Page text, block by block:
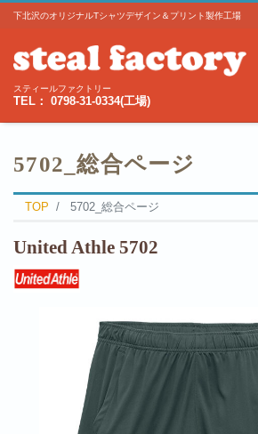
下北沢のオリジナルTシャツデザイン＆プリント製作工場
スティールファクトリー
TEL： 0798-31-0334(工場)
5702_総合ページ
TOP 5702_総合ページ
United Athle 5702